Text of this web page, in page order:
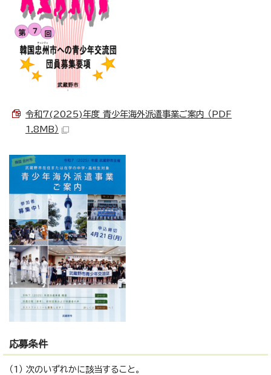
令和7(2025)年度 青少年海外派遣事業ご案内 （PDF
1.8MB）
応募条件
（1） 次のいずれかに該当すること。